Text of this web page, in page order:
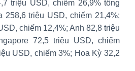
triệu USD, chiếm 26,9% tổng
258,6 triệu USD, chiếm 21,4%;
chiếm 12,4%; Anh 82,8 triệu
72,5 triệu USD, chiếm
USD, chiếm 3%; Hoa Kỳ 32,2